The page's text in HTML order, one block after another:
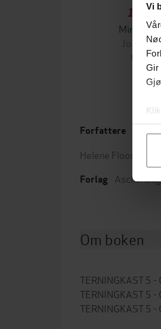
Vi
Gir
129,-
Jo Nesbø
EBOK
Forfattere
Helene Flood
Forlag Aschehoug
Om boken
TERNINGKAST 5
TERNINGKAST 5
TERNINGKAST 5 -